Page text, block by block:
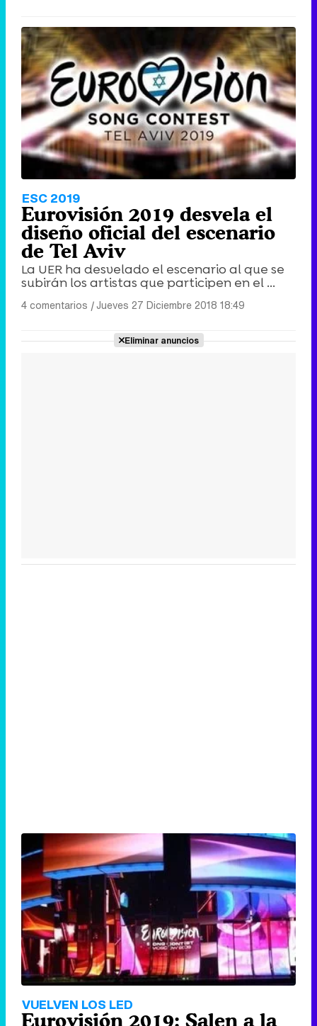
ESC 2019
Eurovisión 2019 desvela el
diseño oficial del escenario
de Tel Aviv
La UER ha desvelado el escenario al que se
subirán los artistas que participen en el ...
4 comentarios |Jueves 27 Diciembre 2018 18:49
Eliminar anuncios
VUELVEN LOS LED
Eurovisión 2019: Salen a la